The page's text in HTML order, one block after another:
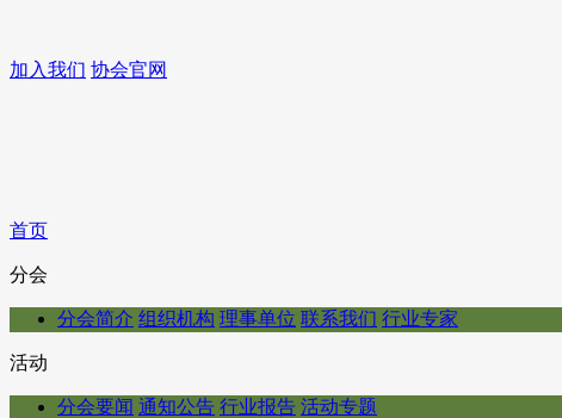
加入我们 协会官网
首页
分会
分会简介 组织机构 理事单位 联系我们 行业专家
活动
分会要闻 通知公告 行业报告 活动专题